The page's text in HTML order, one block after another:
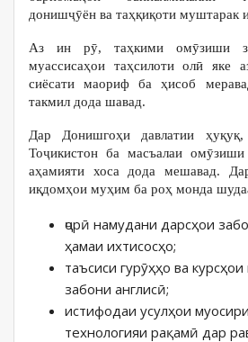
донишҷӯён ва таҳқиқоти муштарак
Аз ин рӯ, таҳкими омӯзиши
муассисаҳои таҳсилоти олӣ яке
сиёсати маориф ба ҳисоб
такмил дода шавад.
Дар Донишгоҳи давлатии
Тоҷикистон ба масъалаи омӯзиши
аҳамияти хоса дода мешавад.
иқдомҳои муҳим ба роҳ монда
ҷорӣ намудани дарсҳои
ҳамаи ихтисосҳо;
таъсиси гурӯҳҳо ва
забони англисӣ;
истифодаи усулҳои
технологияи рақамӣ дар